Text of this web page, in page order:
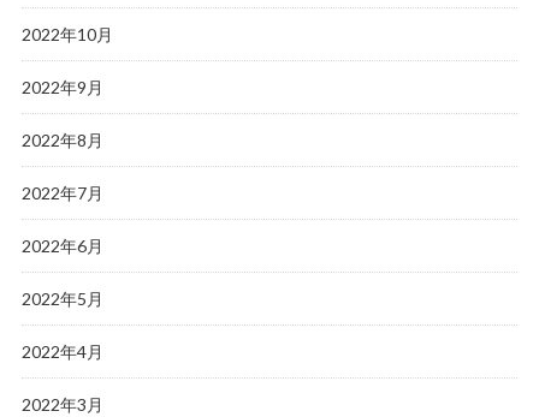
2022年10月
2022年9月
2022年8月
2022年7月
2022年6月
2022年5月
2022年4月
2022年3月